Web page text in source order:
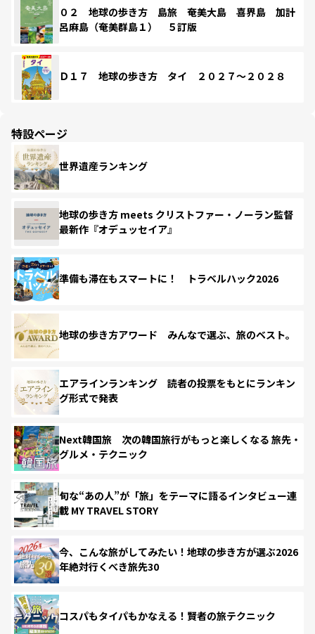
０２ 地球の歩き方 島旅 奄美大島 喜界島 加計
呂麻島（奄美群島１） ５訂版
Ｄ１７ 地球の歩き方 タイ ２０２７～２０２８
特設ページ
世界遺産ランキング
地球の歩き方 meets クリストファー・ノーラン監督
最新作『オデュッセイア』
準備も滞在もスマートに！ トラベルハック2026
地球の歩き方アワード みんなで選ぶ、旅のベスト。
エアラインランキング 読者の投票をもとにランキン
グ形式で発表
Next韓国旅 次の韓国旅行がもっと楽しくなる 旅先・
グルメ・テクニック
旬な“あの人”が「旅」をテーマに語るインタビュー連
載 MY TRAVEL STORY
今、こんな旅がしてみたい！地球の歩き方が選ぶ2026
年絶対行くべき旅先30
コスパもタイパもかなえる！賢者の旅テクニック